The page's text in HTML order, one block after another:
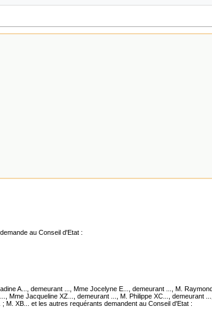
au Conseil d'Etat :
A..., demeurant ..., Mme Jocelyne E..., demeurant ..., M.
Mme Jacqueline XZ..., demeurant ..., M. Philippe XC..., demeurant
M. XB... et les autres requérants demandent au Conseil d'Etat :